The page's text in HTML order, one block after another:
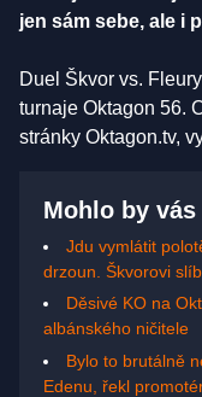
jen sám sebe, ale i
Duel Škvor vs.
turnaje Oktagon 56.
stránky Oktagon.tv,
Mohlo by
Jdu vymlátit
drzoun. Škvorovi
Děsivé KO na
albánského ničitele
Bylo to brutálně
Edenu, řekl